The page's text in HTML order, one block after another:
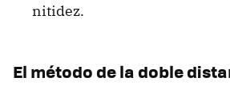
nitidez.
El método de la doble